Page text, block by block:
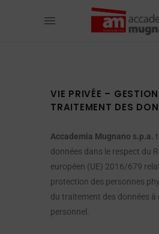
VIE PRIVÉE –
TRAITEMENT DES
Accademia Mugnano s.p.a.
données dans le respect du
européen (UE) 2016/679
protection des personnes
du traitement des données à
personnel.